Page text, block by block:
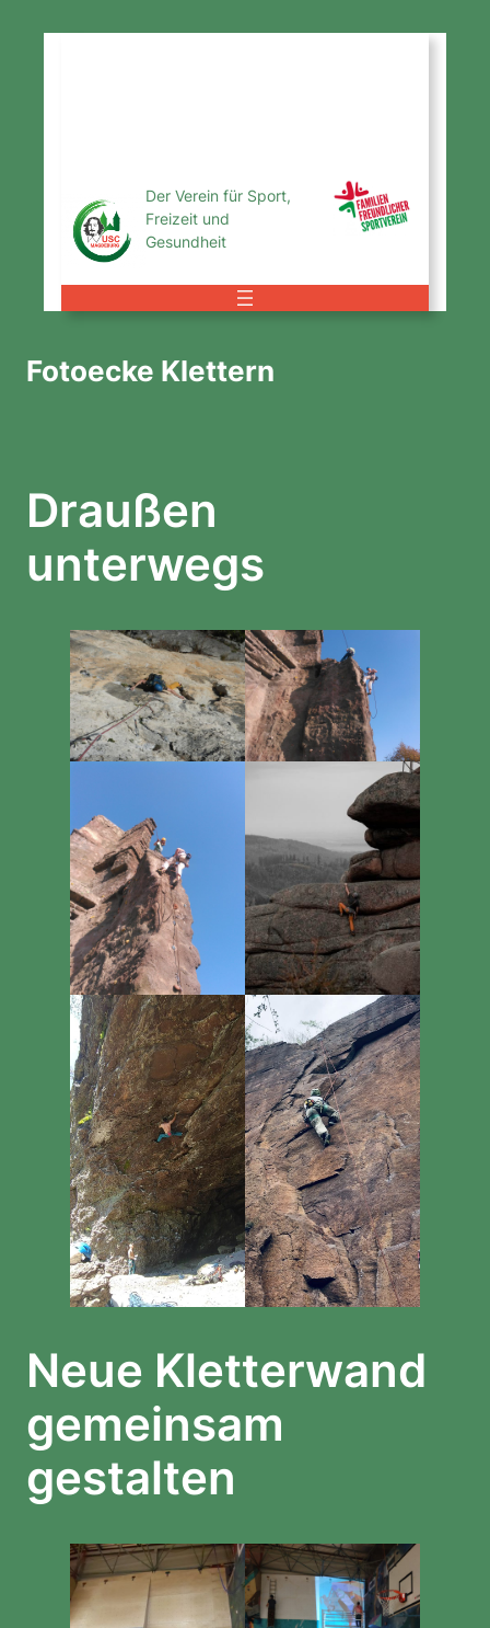
Der Verein für Sport,
Freizeit und
Gesundheit
Fotoecke Klettern
Draußen
unterwegs
Neue Kletterwand
gemeinsam
gestalten